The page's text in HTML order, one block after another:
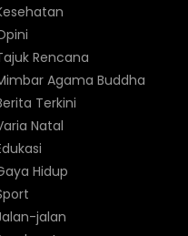
Rencana
Agama Buddha
Terkini
Natal
Hidup
jalan